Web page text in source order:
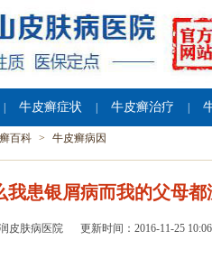
牛皮癣症状 牛皮癣治疗
百科 > 牛皮癣病因
我患银屑病而我的父母
皮肤病医院 更新时间：2016-11-25